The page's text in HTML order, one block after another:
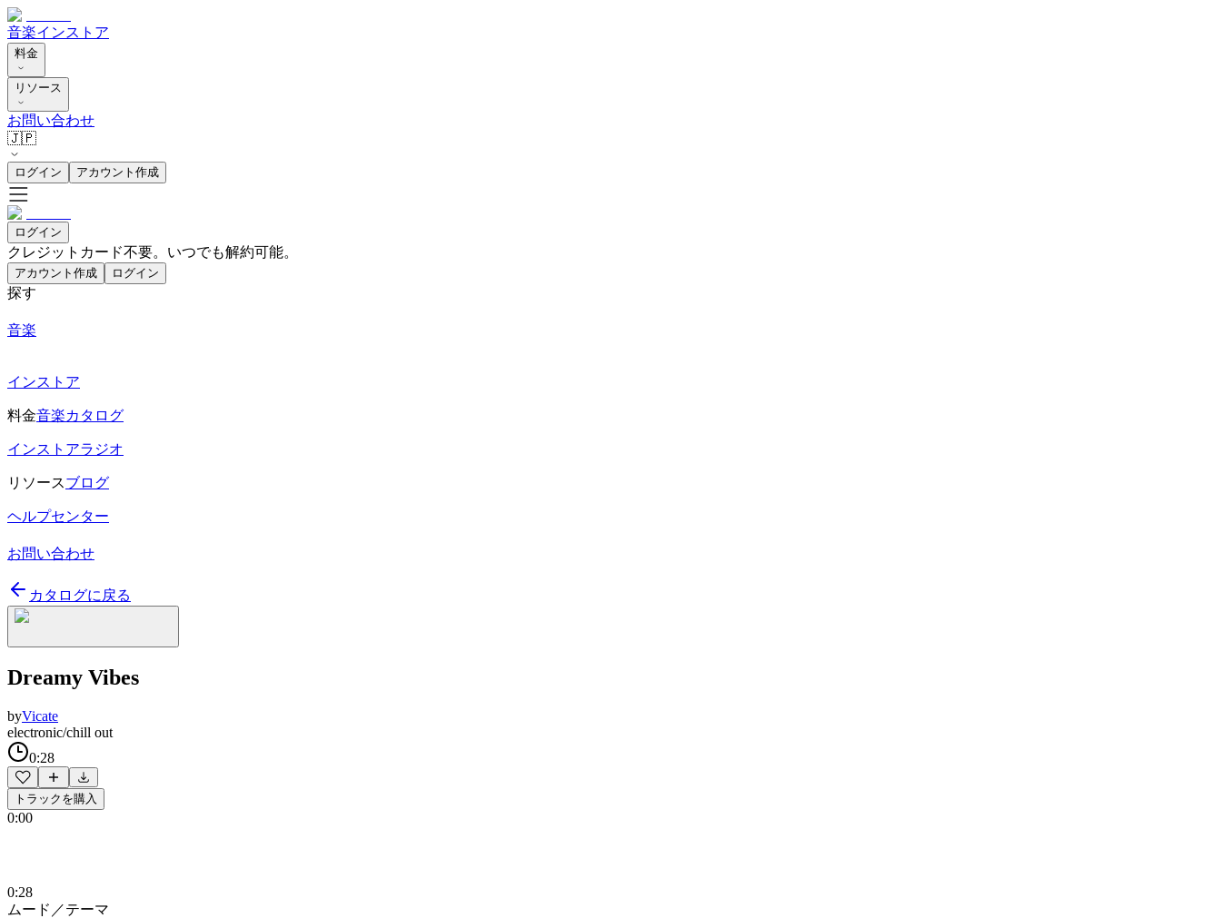
音楽インストア
料金
リソース
お問い合わせ
🇯🇵
ログイン アカウント作成
ログイン
クレジットカード不要。いつでも解約可能。
アカウント作成 ログイン
探す
音楽
インストア
料金音楽カタログ
インストアラジオ
リソースブログ
ヘルプセンター
お問い合わせ
カタログに戻る
Dreamy Vibes
byVicate
electronic/chill out
0:28
トラックを購入
0:00
0:28
ムード／テーマ